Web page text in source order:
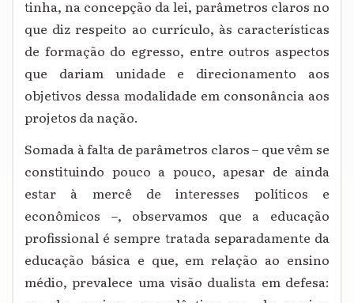
tinha, na concepção da lei, parâmetros claros no
que diz respeito ao currículo, às características
de formação do egresso, entre outros aspectos
que dariam unidade e direcionamento aos
objetivos dessa modalidade em consonância aos
projetos da nação.
Somada à falta de parâmetros claros – que vêm se
constituindo pouco a pouco, apesar de ainda
estar à mercê de interesses políticos e
econômicos –, observamos que a educação
profissional é sempre tratada separadamente da
educação básica e que, em relação ao ensino
médio, prevalece uma visão dualista em defesa: